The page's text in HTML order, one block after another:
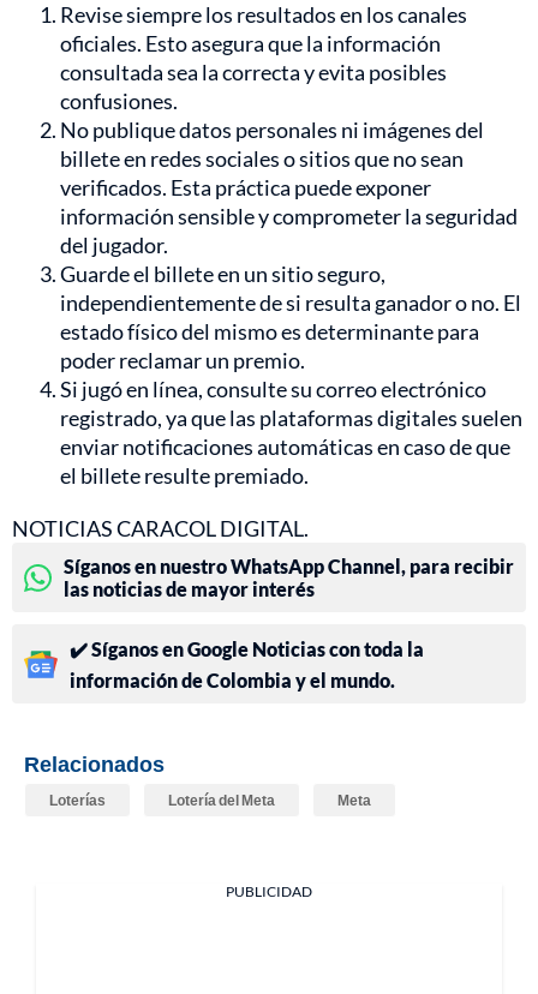
Revise siempre los resultados en los canales
oficiales. Esto asegura que la información
consultada sea la correcta y evita posibles
confusiones.
No publique datos personales ni imágenes del
billete en redes sociales o sitios que no sean
verificados. Esta práctica puede exponer
información sensible y comprometer la seguridad
del jugador.
Guarde el billete en un sitio seguro,
independientemente de si resulta ganador o no. El
estado físico del mismo es determinante para
poder reclamar un premio.
Si jugó en línea, consulte su correo electrónico
registrado, ya que las plataformas digitales suelen
enviar notificaciones automáticas en caso de que
el billete resulte premiado.
NOTICIAS CARACOL DIGITAL.
Síganos en nuestro WhatsApp Channel, para recibir
las noticias de mayor interés
✔️ Síganos en Google Noticias con toda la
información de Colombia y el mundo.
Relacionados
Loterías Lotería del Meta Meta
PUBLICIDAD